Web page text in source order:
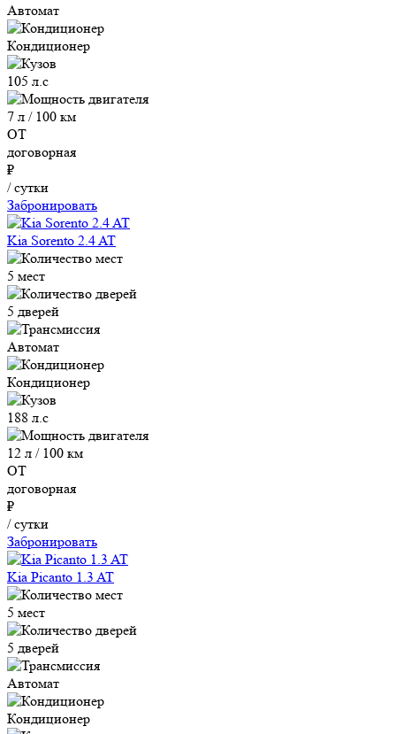
Автомат
Кондиционер
105 л.с
7 л / 100 км
ОТ
договорная
₽
/ сутки
Забронировать
Kia Sorento 2.4 AT
5 мест
5 дверей
Автомат
Кондиционер
188 л.с
12 л / 100 км
ОТ
договорная
₽
/ сутки
Забронировать
Kia Picanto 1.3 AT
5 мест
5 дверей
Автомат
Кондиционер